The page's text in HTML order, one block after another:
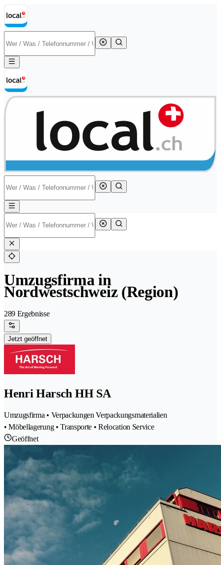
Umzugsfirma in
Nordwestschweiz (Region)
289 Ergebnisse
Jetzt geöffnet
Henri Harsch HH SA
Umzugsfirma • Verpackungen Verpackungsmaterialien
• Möbellagerung • Transporte • Relocation Service
Geöffnet